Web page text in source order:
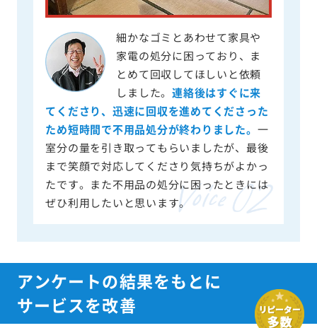
細かなゴミとあわせて家具や
家電の処分に困っており、ま
とめて回収してほしいと依頼
しました。連絡後はすぐに来
てくださり、迅速に回収を進めてくださった
ため短時間で不用品処分が終わりました。 一
室分の量を引き取ってもらいましたが、最後
まで笑顔で対応してくださり気持ちがよかっ
たです。また不用品の処分に困ったときには
ぜひ利用したいと思います。
アンケートの結果をもとに
サービスを改善